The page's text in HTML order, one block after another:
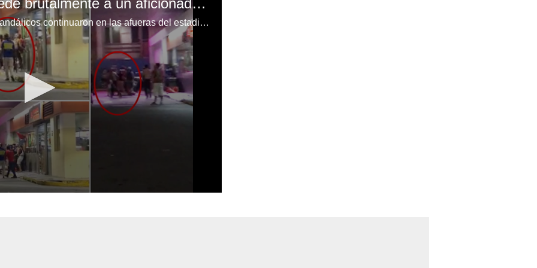
Barra del Olimpia agrede brutalmente a un aficionado en las afueras del Morazán
Al finalizar del juego, los actos vandálicos continuaron en las afueras del estadio Morazán donde un grupo de aficionados agredieron brutalmente a un hincha en una gasolinera.